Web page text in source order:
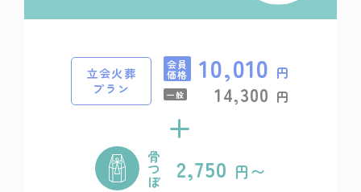
立会火葬
プラン
会員
価格 10,010 円
一般 14,300 円
+
骨
つ
ぼ 2,750 円〜